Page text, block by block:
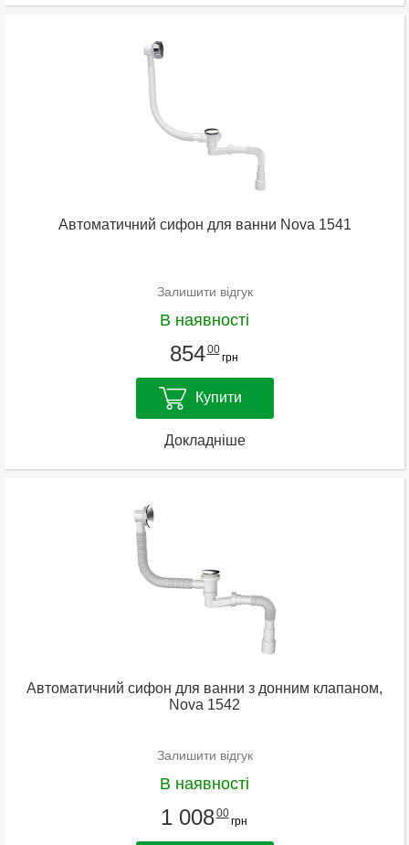
Автоматичний сифон для ванни Nova 1541
Залишити відгук
В наявності
85400
грн
Купити
Докладніше
Автоматичний сифон для ванни з донним клапаном,
Nova 1542
Залишити відгук
В наявності
1 00800
грн